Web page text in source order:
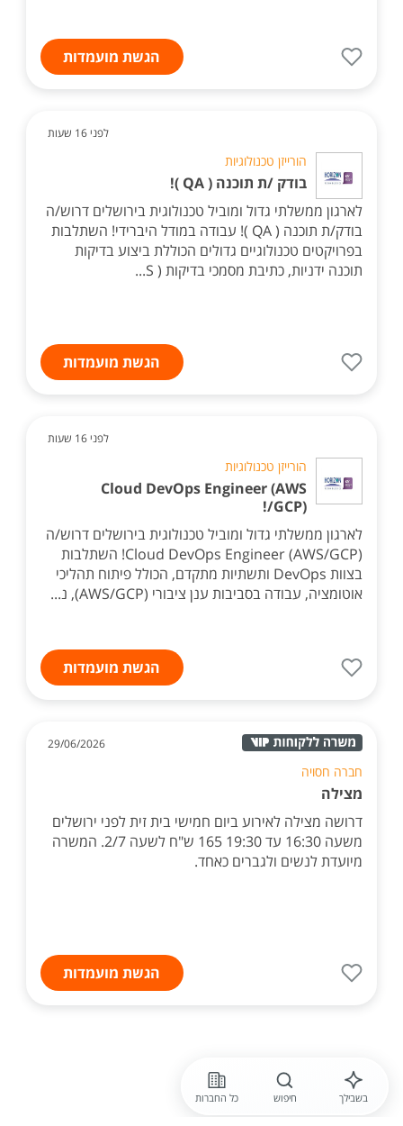
הגשת מועמדות
לפני 16 שעות
הורייזן טכנולוגיות
בודק /ת תוכנה ( QA )!
לארגון ממשלתי גדול ומוביל טכנולוגית בירושלים דרוש/ה
בודק/ת תוכנה ( QA )! עבודה במודל היברידי! השתלבות
בפרויקטים טכנולוגיים גדולים הכוללת ביצוע בדיקות
תוכנה ידניות, כתיבת מסמכי בדיקות ( S...
הגשת מועמדות
לפני 16 שעות
הורייזן טכנולוגיות
Cloud DevOps Engineer (AWS
/GCP)!
לארגון ממשלתי גדול ומוביל טכנולוגית בירושלים דרוש/ה
Cloud DevOps Engineer (AWS/GCP)! השתלבות
בצוות DevOps ותשתיות מתקדם, הכולל פיתוח תהליכי
אוטומציה, עבודה בסביבות ענן ציבורי (AWS/GCP), נ...
הגשת מועמדות
29/06/2026
חברה חסויה
מצילה
דרושה מצילה לאירוע ביום חמישי בית זית לפני ירושלים
משעה 16:30 עד 19:30 165 ש"ח לשעה 2/7. המשרה
מיועדת לנשים ולגברים כאחד.
הגשת מועמדות
בשבילך חיפוש כל החברות